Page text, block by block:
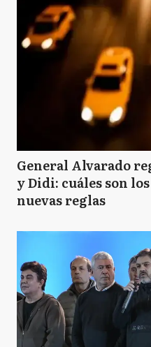
General Alvarado
y Didi: cuáles son
nuevas reglas